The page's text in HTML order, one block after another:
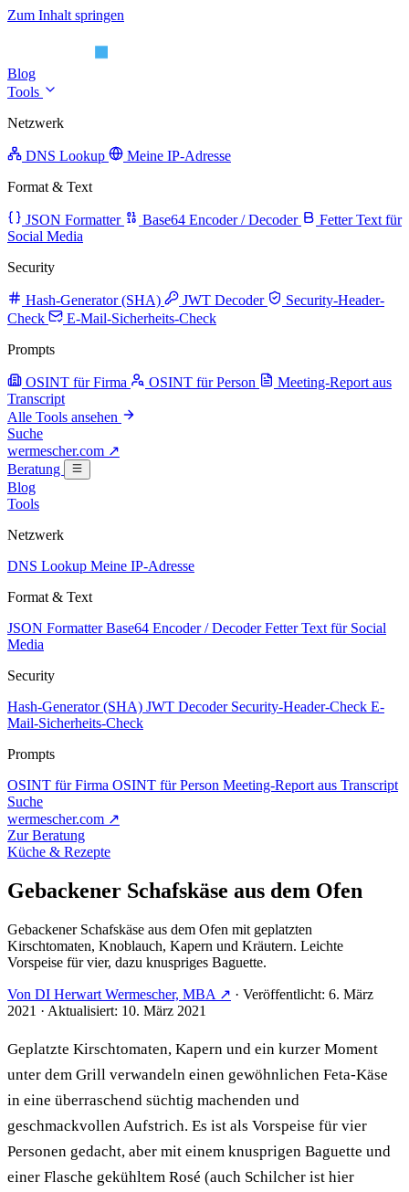
Zum Inhalt springen
Blog
Tools
Netzwerk
DNS Lookup
Meine IP-Adresse
Format & Text
JSON Formatter Base64 Encoder / Decoder
Fetter Text für
Social Media
Security
Hash-Generator (SHA) JWT Decoder
Security-Header-
Check
E-Mail-Sicherheits-Check
Prompts
OSINT für Firma OSINT für Person
Meeting-Report aus
Transcript
Alle Tools ansehen
Suche
wermescher.com ↗
Beratung
Blog
Tools
Netzwerk
DNS Lookup Meine IP-Adresse
Format & Text
JSON FormatterBase64 Encoder / DecoderFetter Text für Social
Media
Security
Hash-Generator (SHA) JWT Decoder Security-Header-Check E-
Mail-Sicherheits-Check
Prompts
OSINT für Firma OSINT für Person Meeting-Report aus Transcript
Suche
wermescher.com ↗
Zur Beratung
Küche & Rezepte
Gebackener Schafskäse aus dem Ofen
Gebackener Schafskäse aus dem Ofen mit geplatzten
Kirschtomaten, Knoblauch, Kapern und Kräutern. Leichte
Vorspeise für vier, dazu knuspriges Baguette.
Von DI Herwart Wermescher, MBA ↗ · Veröffentlicht: 6. März
2021 · Aktualisiert: 10. März 2021
Geplatzte Kirschtomaten, Kapern und ein kurzer Moment
unter dem Grill verwandeln einen gewöhnlichen Feta-Käse
in eine überraschend süchtig machenden und
geschmackvollen Aufstrich. Es ist als Vorspeise für vier
Personen gedacht, aber mit einem knusprigen Baguette und
einer Flasche gekühltem Rosé (auch Schilcher ist hier